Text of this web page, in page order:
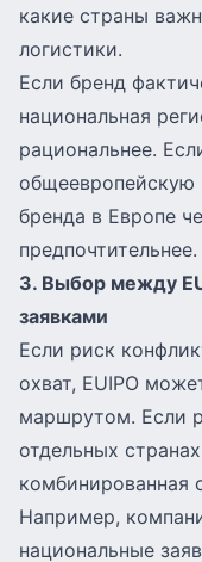
какие страны
логистики.
Если бренд
национальная
рациональнее.
общеевропейскую
бренда в Европе
предпочтительнее.
3. Выбор между
заявками
Если риск
охват, EUIPO
маршрутом. Если
отдельных
комбинированная
Например,
национальные